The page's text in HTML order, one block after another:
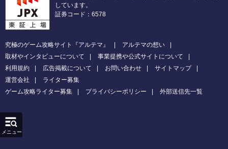
しています。
証券コード：6578
究極のゲーム攻略サイト『アルテマ』
アルテマの想い
取材やインタビューについて
事業提携や公式サイトについて
利用規約
広告掲載について お問い合わせ
サイトマップ
運営会社
ライター募集
ゲーム攻略ライター募集
プライバシーポリシー 外部送信先一覧
メニュー